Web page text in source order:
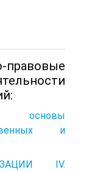
правовые
основы
и
IV.